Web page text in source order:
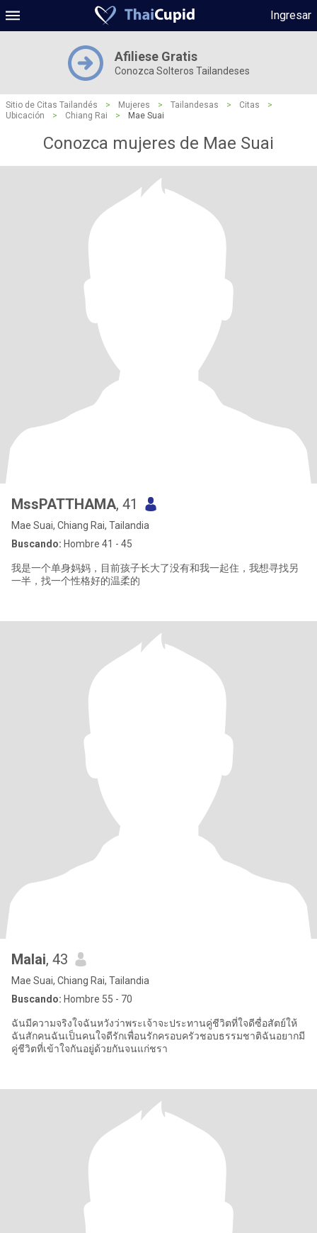
Ingresar
Afiliese Gratis
Conozca Solteros Tailandeses
Sitio de Citas Tailandés > Mujeres > Tailandesas > Citas
>
Ubicación
> Chiang Rai > Mae Suai
Conozca mujeres de Mae Suai
MssPATTHAMA, 41
Mae Suai, Chiang Rai, Tailandia
Buscando: Hombre 41 - 45
我是一个单身妈妈，目前孩子长大了没有和我一起住，我想寻找另
一半，找一个性格好的温柔的
Malai, 43
Mae Suai, Chiang Rai, Tailandia
Buscando: Hombre 55 - 70
ฉันมีความจริงใจฉันหวังว่าพระเจ้าจะประทานคู่ชีวิตที่ใจดีซื่อสัตย์ให้
ฉันสักคนฉันเป็นคนใจดีรักเพื่อนรักครอบครัวชอบธรรมชาติฉันอยากมี
คู่ชีวิตที่เข้าใจกันอยู่ด้วยกันจนแก่ชรา